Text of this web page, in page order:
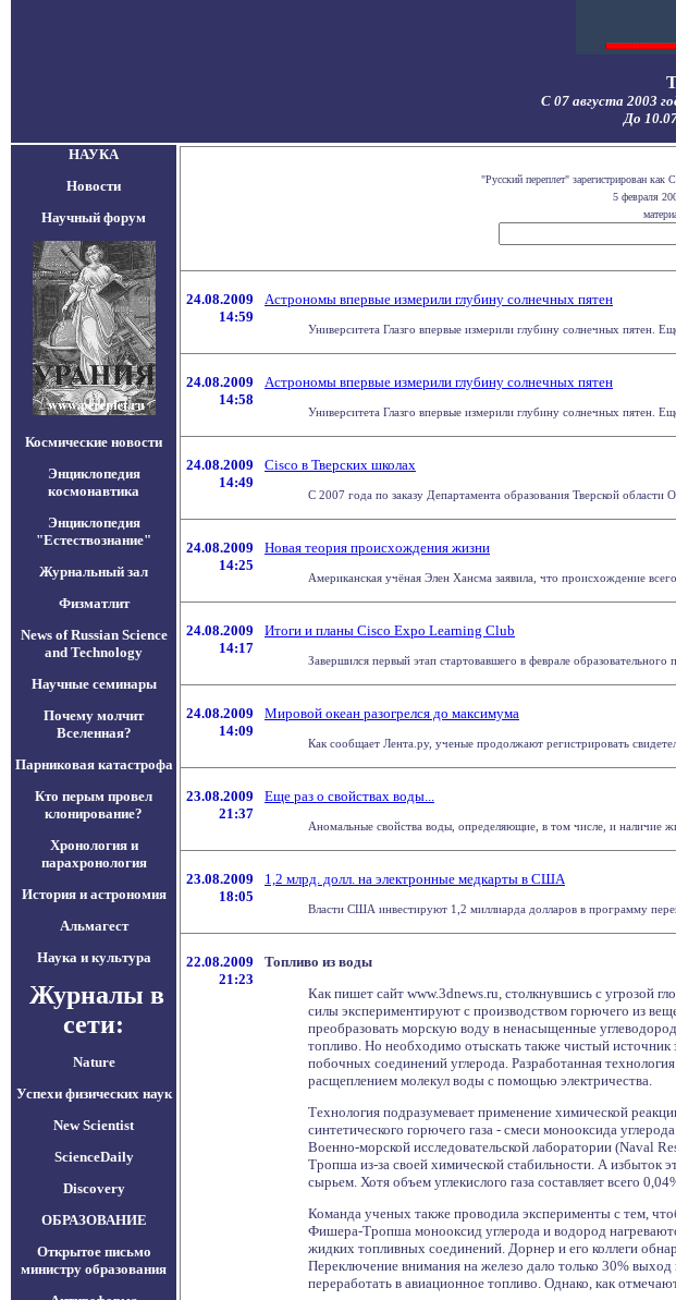
С 07 августа 2003
До
НАУКА
Новости
Научный форум
Космические новости
Энциклопедия
космонавтика
Энциклопедия
"Естествознание"
Журнальный зал
Физматлит
News of Russian Science
and Technology
Научные семинары
Почему молчит
Вселенная?
Парниковая катастрофа
Кто перым провел
клонирование?
Хронология и
парахронология
История и астрономия
Альмагест
Наука и культура
Журналы в
сети:
Nature
Успехи физических наук
New Scientist
ScienceDaily
Discovery
ОБРАЗОВАНИЕ
Открытое письмо
министру образования
"Русский переплет" зарегистрирован как
5 февраля
24.08.2009
14:59
Астрономы впервые измерили глубину солнечных пятен
Университета Глазго впервые измерили глубину солнечных пятен.
24.08.2009
14:58
Астрономы впервые измерили глубину солнечных пятен
Университета Глазго впервые измерили глубину солнечных пятен.
24.08.2009
14:49
Cisco в Тверских школах
С 2007 года по заказу Департамента образования Тверской
24.08.2009
14:25
Новая теория происхождения жизни
Американская учёная Элен Хансма заявила, что происхождение
24.08.2009
14:17
Итоги и планы Cisco Expo Learning Club
Завершился первый этап стартовавшего в феврале
24.08.2009
14:09
Мировой океан разогрелся до максимума
Как сообщает Лента.ру, ученые продолжают регистрировать
23.08.2009
21:37
Еще раз о свойствах воды...
Аномальные свойства воды, определяющие, в том числе, и наличие
23.08.2009
18:05
1,2 млрд. долл. на электронные медкарты в США
Власти США инвестируют 1,2 миллиарда долларов в программу
22.08.2009
21:23
Топливо из воды
Как пишет сайт www.3dnews.ru, столкнувшись с угрозой
силы экспериментируют с производством горючего из
преобразовать морскую воду в ненасыщенные
топливо. Но необходимо отыскать также чистый источник
побочных соединений углерода. Разработанная
расщеплением молекул воды с помощью электричества.
Технология подразумевает применение химической
синтетического горючего газа - смеси монооксида
Военно-морской исследовательской лаборатории (Naval
Тропша из-за своей химической стабильности. А избыток
сырьем. Хотя объем углекислого газа составляет всего
Команда ученых также проводила эксперименты с тем,
Фишера-Тропша монооксид углерода и водород
жидких топливных соединений. Дорнер и его коллеги
Переключение внимания на железо дало только 30% выход
переработать в авиационное топливо. Однако, как